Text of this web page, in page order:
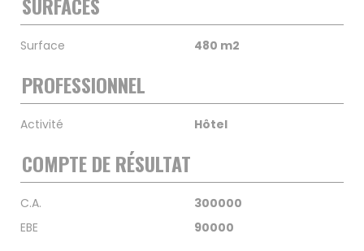
SURFACES
Surface 480 m2
PROFESSIONNEL
Activité Hôtel
COMPTE DE RÉSULTAT
C.A.
300000
EBE
90000